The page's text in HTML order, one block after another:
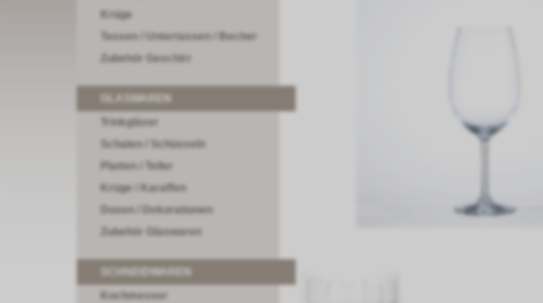
Krüge
Tassen / Untertassen / Becher
Zubehör Geschirr
Trinkgläser
Schalen / Schüsseln
Platten / Teller
Krüge / Karaffen
Dosen / Dekorationen
Zubehör Glaswaren
Kochmesser